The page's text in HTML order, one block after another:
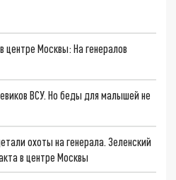
Москвы: На генералов
ВСУ. Но беды для малышей не
охоты на генерала. Зеленский
в центре Москвы